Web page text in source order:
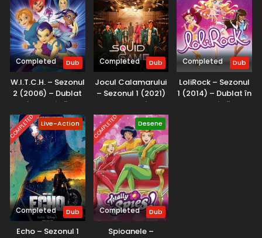
Completed Dub
W.I.T.C.H. – Sezonul
2 (2006) – Dublat
în Română
Completed Dub
Jocul Calamarului
– Sezonul 1 (2021)
– Dublat în
Română
Completed Dub
LoliRock – Sezonul
1 (2014) – Dublat în
Română
COMPLETED Live-Action
Completed Dub
Echo – Sezonul 1
COMPLETED Desene
Completed Dub
Spioanele –